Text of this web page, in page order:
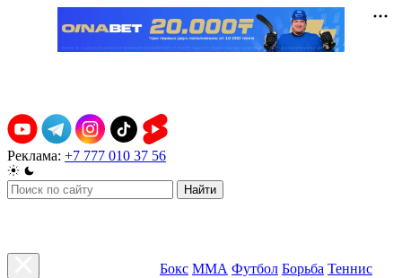
Реклама: +7 777 010 37 56
Найти
Бокс ММА Футбол Борьба Теннис